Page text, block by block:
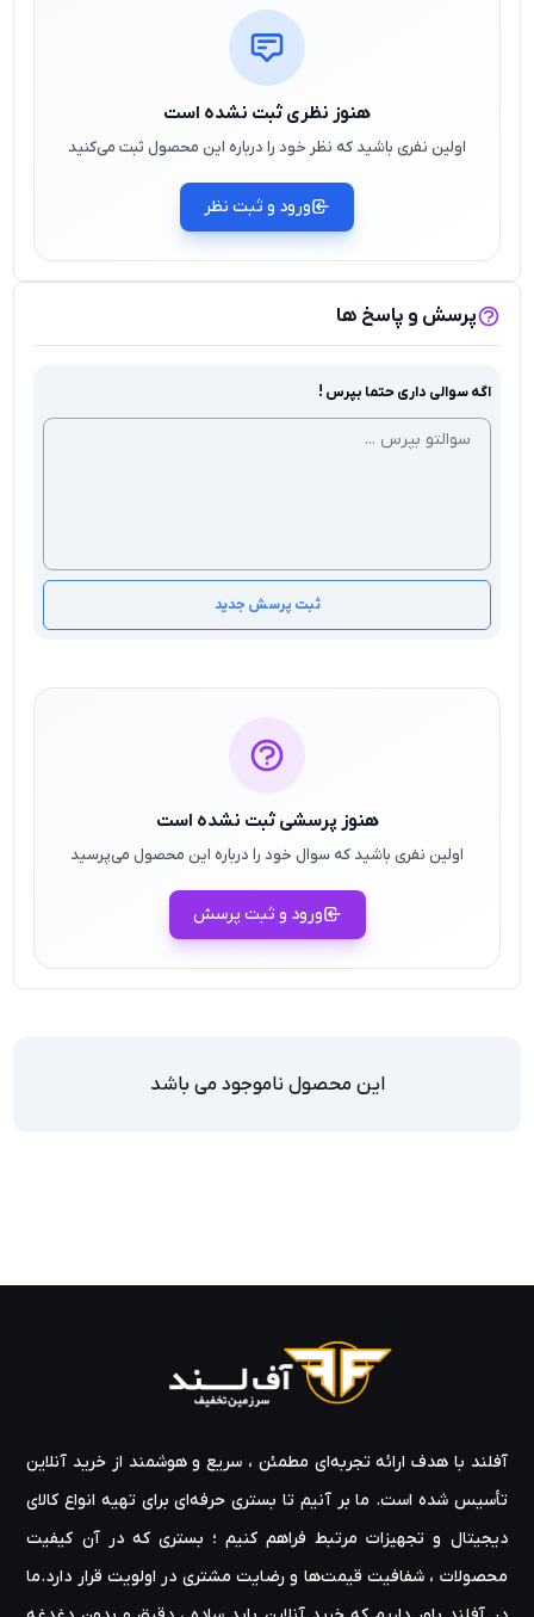
هنوز نظری ثبت نشده است
اولین نفری باشید که نظر خود را درباره این محصول ثبت می‌کنید
ورود و ثبت نظر
پرسش و پاسخ ها
اگه سوالی داری حتما بپرس !
ثبت پرسش جدید
هنوز پرسشی ثبت نشده است
اولین نفری باشید که سوال خود را درباره این محصول می‌پرسید
ورود و ثبت پرسش
این محصول ناموجود می باشد
آفلند با هدف ارائه‌ تجربه‌ای مطمئن ، سریع و هوشمند از خرید آنلاین
تأسیس شده است. ما بر آنیم تا بستری حرفه‌ای برای تهیه‌ انواع کالای
دیجیتال و تجهیزات مرتبط فراهم کنیم ؛ بستری که در آن کیفیت
محصولات ، شفافیت قیمت‌ها و رضایت مشتری در اولویت قرار دارد.ما